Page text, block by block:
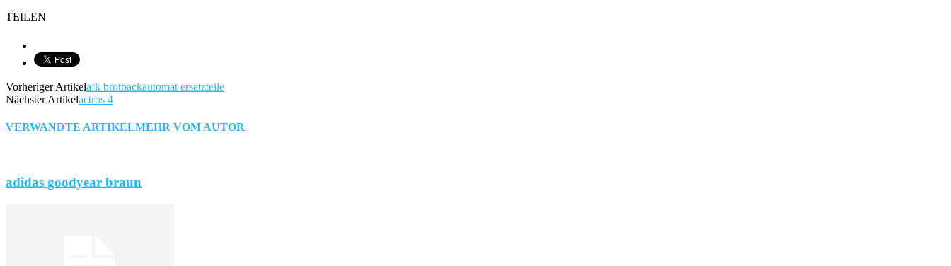
TEILEN
Vorheriger Artikelafk brotbackautomat ersatzteile
Nächster Artikelactros 4
VERWANDTE ARTIKELMEHR VOM AUTOR
adidas goodyear braun